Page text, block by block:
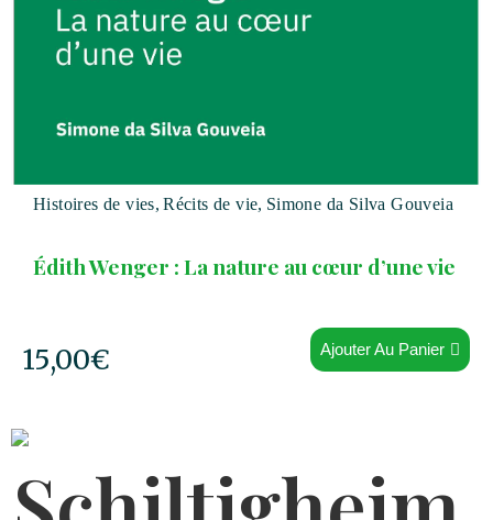
Histoires de vies, Récits de vie, Simone da Silva Gouveia
Édith Wenger : La nature au cœur d’une vie
15,00€ Ajouter Au Panier